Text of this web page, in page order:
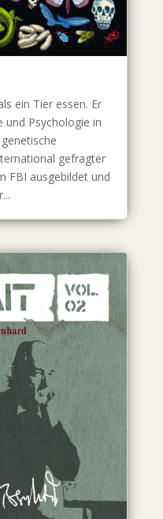
ein Tier essen. Er
Psychologie in
gefragter
FBI ausgebildet und